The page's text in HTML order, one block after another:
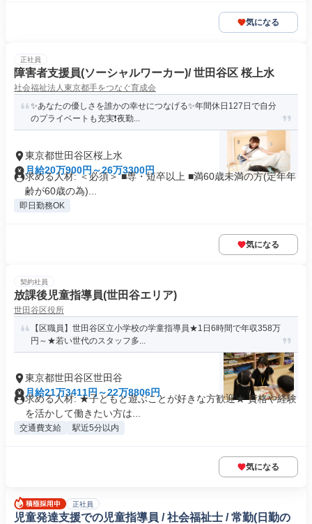
気になる
正社員
障害者支援員(ソーシャルワーカー)/ 世田谷区 桜上水
社会福祉法人東京都手をつなぐ育成会
✨あなたの優しさを誰かの幸せにつなげる✨年間休日127日で自分
のプライベートも充実❗️夜勤...
東京都世田谷区桜上水
月給20万900円～26万3300円
求める人材: ＜必須＞ ■専・短卒以上 ■満60歳未満の方(定年年
齢が60歳の為)...
即日勤務OK
気になる
契約社員
放課後児童指導員(世田谷エリア)
世田谷区役所
【区職員】世田谷区立小学校の学童指導員★1日6時間で年収358万
円～★若い世代のスタッフ多...
東京都世田谷区世田谷
月給21万3411円～22万8806円
求める人材: ★子どもと遊ぶことが好きな方歓迎★ 資格や経験
を活かして働きたい方は...
交通費支給 駅近5分以内
気になる
正社員
児童発達支援での児童指導員 / 社会福祉士 / 常勤(日勤の